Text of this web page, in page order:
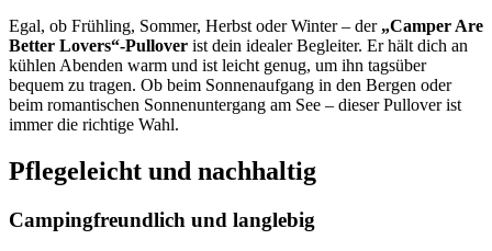
Egal, ob Frühling, Sommer, Herbst oder Winter – der „Camper Are
Better Lovers“-Pullover ist dein idealer Begleiter. Er hält dich an
kühlen Abenden warm und ist leicht genug, um ihn tagsüber
bequem zu tragen. Ob beim Sonnenaufgang in den Bergen oder
beim romantischen Sonnenuntergang am See – dieser Pullover ist
immer die richtige Wahl.
Pflegeleicht und nachhaltig
Campingfreundlich und langlebig